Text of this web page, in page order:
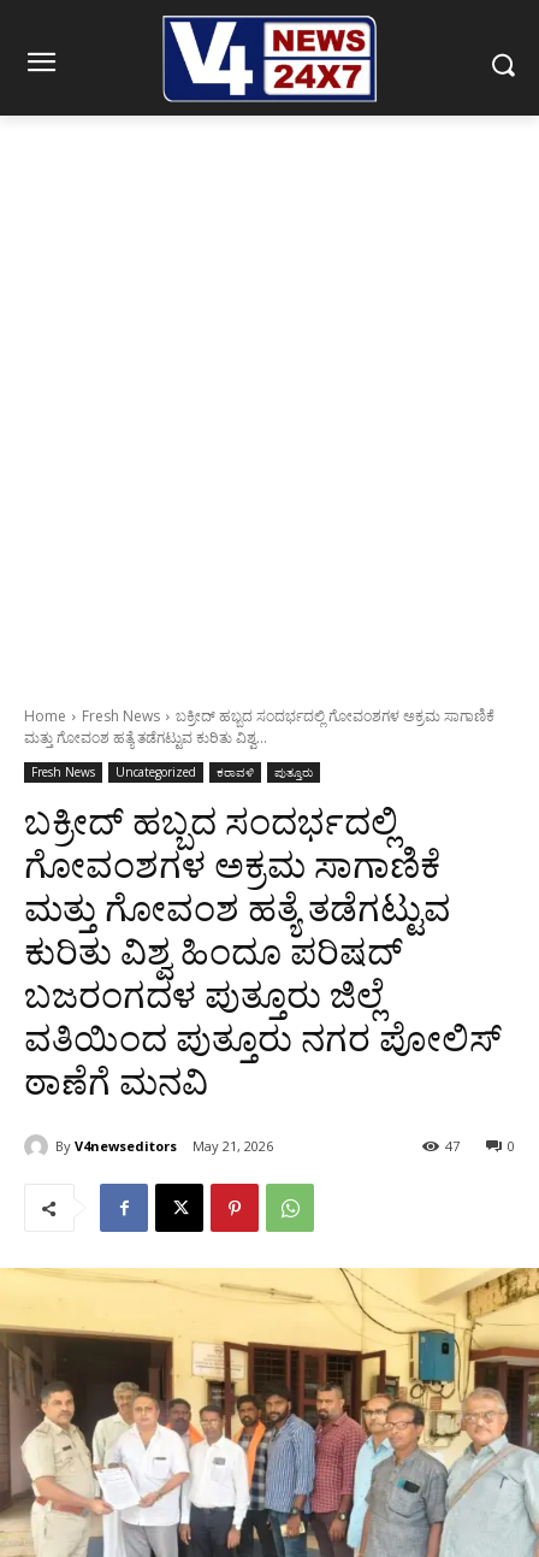
Home Fresh News
ಬಕ್ರೀದ್ ಹಬ್ಬದ ಸಂದರ್ಭದಲ್ಲಿ ಗೋವಂಶಗಳ ಅಕ್ರಮ ಸಾಗಾಣಿಕೆ
ಮತ್ತು ಗೋವಂಶ ಹತ್ಯೆ ತಡೆಗಟ್ಟುವ ಕುರಿತು ವಿಶ್ವ...
Fresh News Uncategorized ಕರಾವಳಿ ಪುತ್ತೂರು
ಬಕ್ರೀದ್ ಹಬ್ಬದ ಸಂದರ್ಭದಲ್ಲಿ
ಗೋವಂಶಗಳ ಅಕ್ರಮ ಸಾಗಾಣಿಕೆ
ಮತ್ತು ಗೋವಂಶ ಹತ್ಯೆ ತಡೆಗಟ್ಟುವ
ಕುರಿತು ವಿಶ್ವ ಹಿಂದೂ ಪರಿಷದ್‌
ಬಜರಂಗದಳ ಪುತ್ತೂರು ಜಿಲ್ಲೆ
ವತಿಯಿಂದ ಪುತ್ತೂರು ನಗರ ಪೋಲಿಸ್
ಠಾಣೆಗೆ ಮನವಿ
By V4newseditors May 21, 2026 0
47